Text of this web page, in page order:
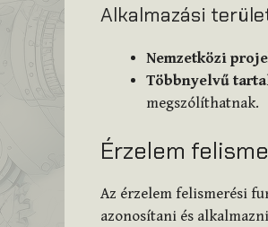
Alkalmazási
Nemzetközi
Többnyelvű
megszólíthatnak.
Érzelem
Az érzelem felismerési
azonosítani és